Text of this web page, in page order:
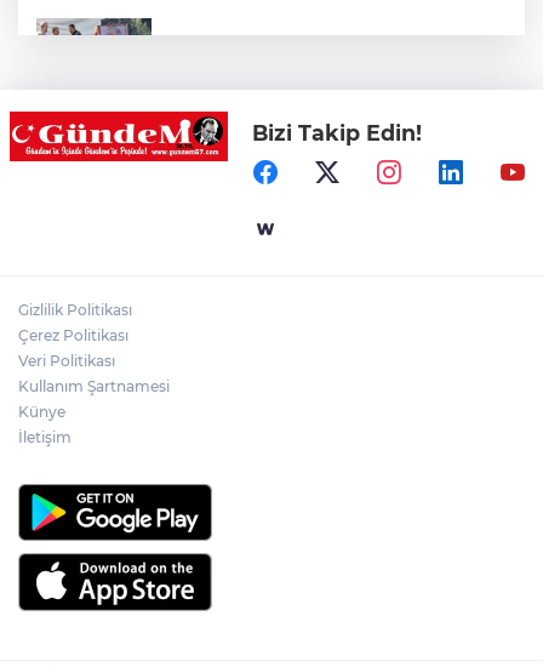
Bir anda alevlere teslim oldu!
Merdivende baygın bulundu hayatını
Bizi Takip Edin!
Gizlilik Politikası
Çerez Politikası
Veri Politikası
Kullanım Şartnamesi
Künye
İletişim